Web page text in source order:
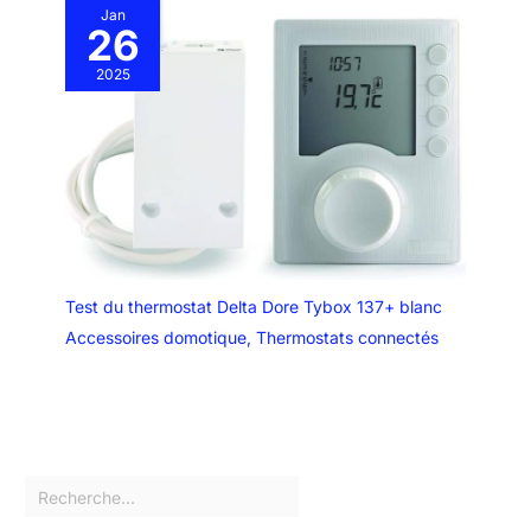
Jan
26
2025
Test du thermostat Delta Dore Tybox 137+ blanc
Accessoires domotique, Thermostats connectés